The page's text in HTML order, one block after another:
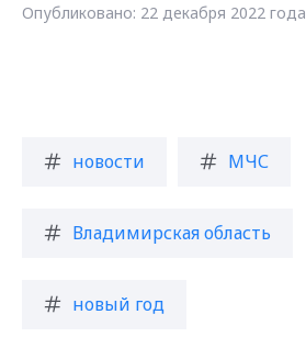
Опубликовано: 22 декабря 2022 года
новости МЧС
Владимирская область
новый год